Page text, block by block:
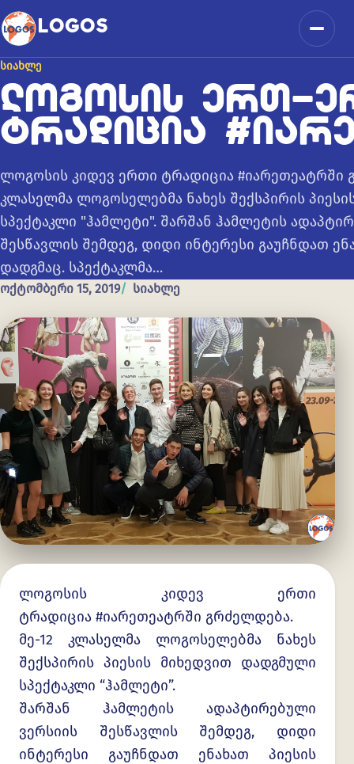
კონტენტზე გადასვლა
LOGOS
ᲡᲘᲐᲮᲚᲔ
ᲚᲝᲒᲝᲡᲘᲡ ᲔᲠᲗ-
ᲢᲠᲐᲓᲘᲪᲘᲐ
ლოგოსის კიდევ ერთი ტრადიცია #იარეთეატრში
კლასელმა ლოგოსელებმა ნახეს შექსპირის
სპექტაკლი "ჰამლეტი". შარშან ჰამლეტის
შესწავლის შემდეგ, დიდი ინტერესი გაუჩნდათ
დადგმაც. სპექტაკლმა…
ოქტომბერი 15, 2019 სიახლე
ლოგოსის კიდევ ერთი
ტრადიცია #იარეთეატრში გრძელდება.
მე-12 კლასელმა ლოგოსელებმა ნახეს
შექსპირის პიესის მიხედვით დადგმული
სპექტაკლი “ჰამლეტი”.
შარშან ჰამლეტის ადაპტირებული
ვერსიის შესწავლის შემდეგ, დიდი
ინტერესი გაუჩნდათ ენახათ პიესის